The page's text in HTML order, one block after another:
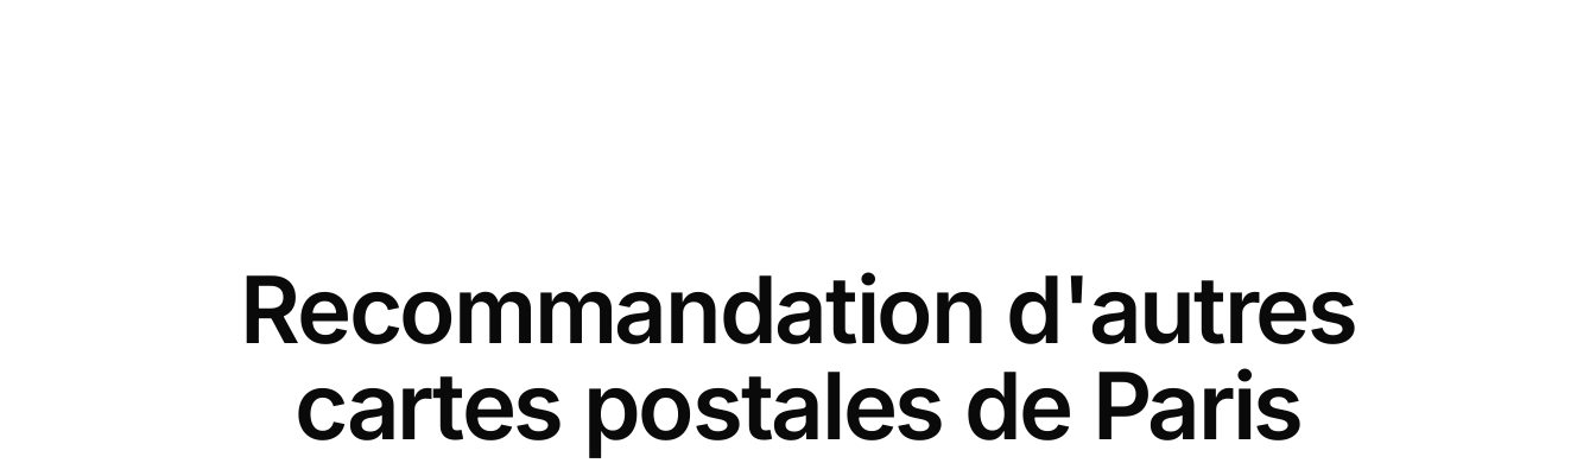
Recommandation d'autres
cartes postales de Paris